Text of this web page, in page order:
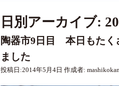
日別アーカイブ:
陶器市9日目 本日もたく
ました
投稿日:2014年5月4日 作成者: